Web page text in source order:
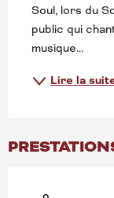
Soul, lors du
public qui
musique...
Lire la